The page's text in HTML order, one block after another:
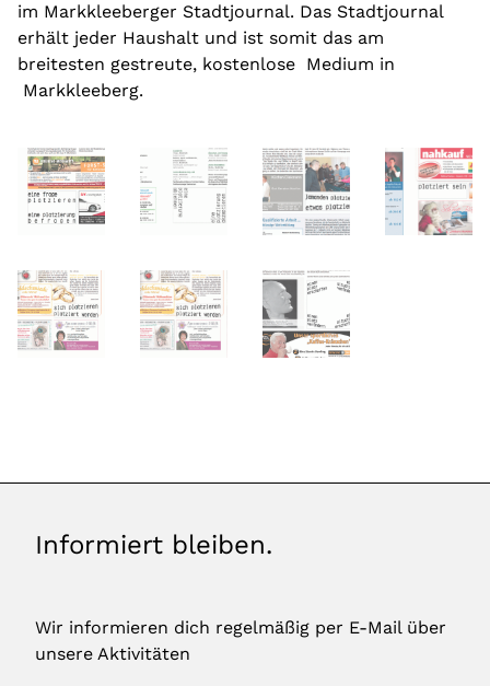
Newsletter
im Markkleeberger Stadtjournal. Das Stadtjournal
erhält jeder Haushalt und ist somit das am
breitesten gestreute, kostenlose Medium in
Markkleeberg.
Informiert bleiben.
Wir informieren dich regelmäßig per E-Mail über
unsere Aktivitäten